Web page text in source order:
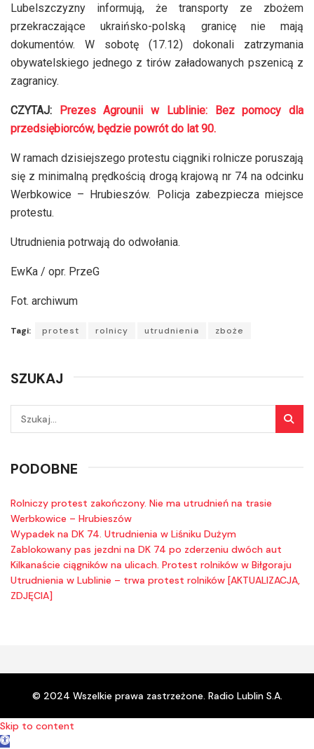
Lubelszczyzny informują, że transporty ze zbożem
przekraczające ukraińsko-polską granicę nie mają
dokumentów. W sobotę (17.12) dokonali zatrzymania
obywatelskiego jednego z tirów załadowanych pszenicą z
zagranicy.
CZYTAJ: Prezes Agrounii w Lublinie: Bez pomocy dla
przedsiębiorców, będzie powrót do lat 90.
W ramach dzisiejszego protestu ciągniki rolnicze poruszają
się z minimalną prędkością drogą krajową nr 74 na odcinku
Werbkowice – Hrubieszów. Policja zabezpiecza miejsce
protestu.
Utrudnienia potrwają do odwołania.
EwKa / opr. PrzeG
Fot. archiwum
Tagi: protest rolnicy utrudnienia zboże
SZUKAJ
PODOBNE
Rolniczy protest zakończony. Nie ma utrudnień na trasie
Werbkowice – Hrubieszów
Wypadek na DK 74. Utrudnienia w Liśniku Dużym
Zablokowany pas jezdni na DK 74 po zderzeniu dwóch aut
Kilkanaście ciągników na ulicach. Protest rolników w Biłgoraju
Utrudnienia w Lublinie – trwa protest rolników [AKTUALIZACJA,
ZDJĘCIA]
© 2024 Wszelkie prawa zastrzeżone. Radio Lublin S.A.
Skip to content
Open toolbar